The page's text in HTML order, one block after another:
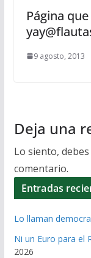
Página
9 agosto, 2013
Deja una
Lo siento,
comentario.
Entradas
Lo llaman
Ni un Euro para el
2026